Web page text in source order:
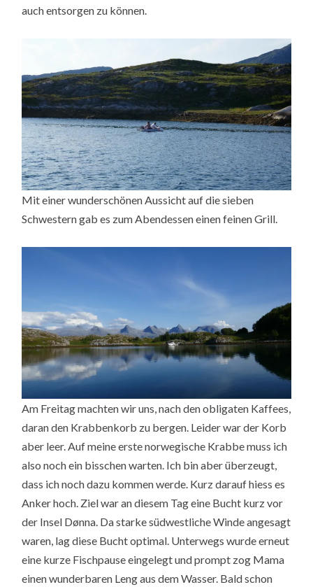
auch entsorgen zu können.
Mit einer wunderschönen Aussicht auf die sieben
Schwestern gab es zum Abendessen einen feinen Grill.
Am Freitag machten wir uns, nach den obligaten Kaffees,
daran den Krabbenkorb zu bergen. Leider war der Korb
aber leer. Auf meine erste norwegische Krabbe muss ich
also noch ein bisschen warten. Ich bin aber überzeugt,
dass ich noch dazu kommen werde. Kurz darauf hiess es
Anker hoch. Ziel war an diesem Tag eine Bucht kurz vor
der Insel Dønna. Da starke südwestliche Winde angesagt
waren, lag diese Bucht optimal. Unterwegs wurde erneut
eine kurze Fischpause eingelegt und prompt zog Mama
einen wunderbaren Leng aus dem Wasser. Bald schon